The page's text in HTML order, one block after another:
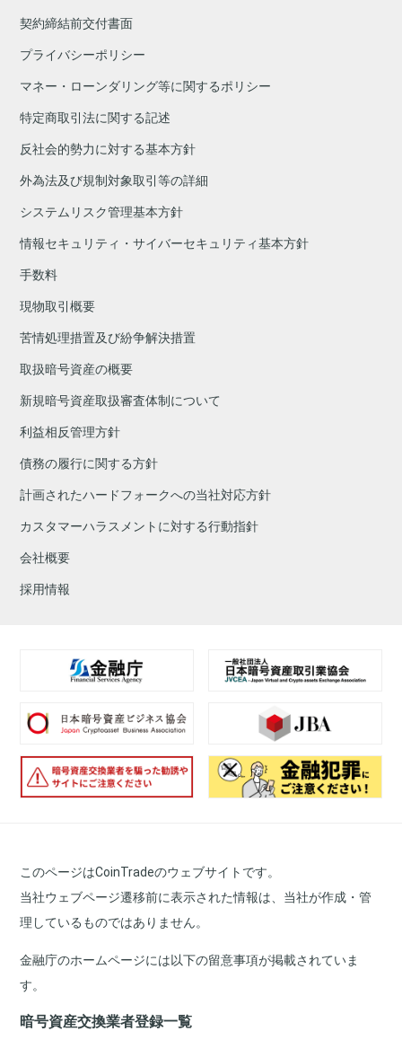
契約締結前交付書面
プライバシーポリシー
マネー・ローンダリング等に関するポリシー
特定商取引法に関する記述
反社会的勢力に対する基本方針
外為法及び規制対象取引等の詳細
システムリスク管理基本方針
情報セキュリティ・サイバーセキュリティ基本方針
手数料
現物取引概要
苦情処理措置及び紛争解決措置
取扱暗号資産の概要
新規暗号資産取扱審査体制について
利益相反管理方針
債務の履行に関する方針
計画されたハードフォークへの当社対応方針
カスタマーハラスメントに対する行動指針
会社概要
採用情報
このページはCoinTradeのウェブサイトです。
当社ウェブページ遷移前に表示された情報は、当社が作成・管
理しているものではありません。
金融庁のホームページには以下の留意事項が掲載されていま
す。
暗号資産交換業者登録一覧